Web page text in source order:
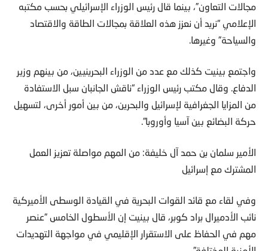
مجالات التعاون”، بينما قال رئيس الوزراء الإسرائيلي بحسب مكتبه
الإعلامي “نريد أن نعزز هذه العلاقة بمجالات الطاقة والاقتصاد
والسياحة” وغيرها.
واجتمع بينيت كذلك مع عدد من الوزراء البحرينيين، من بينهم وزير
الدفاع. وقال مكتب رئيس الوزراء “ناقش الجانبان سبل الاستفادة
من المزايا الجغرافية لإسرائيل والبحرين، من بين أمور أخرى، لتسهيل
حركة البضائع بين آسيا وأوروبا”.
الأمير سلمان بن حمد آل خليفة: من المهم مواصلة تعزيز العمل
المشترك مع إسرائيل
وفي لقاء مع قائد القوات البحرية في القيادة الوسطى الأميركية
نائب الأدميرال براد كوبر، قال بينيت إن الأسطول الخامس “عنصر
مهم في الحفاظ على الاستقرار الإقليمي في مواجهة التهديدات